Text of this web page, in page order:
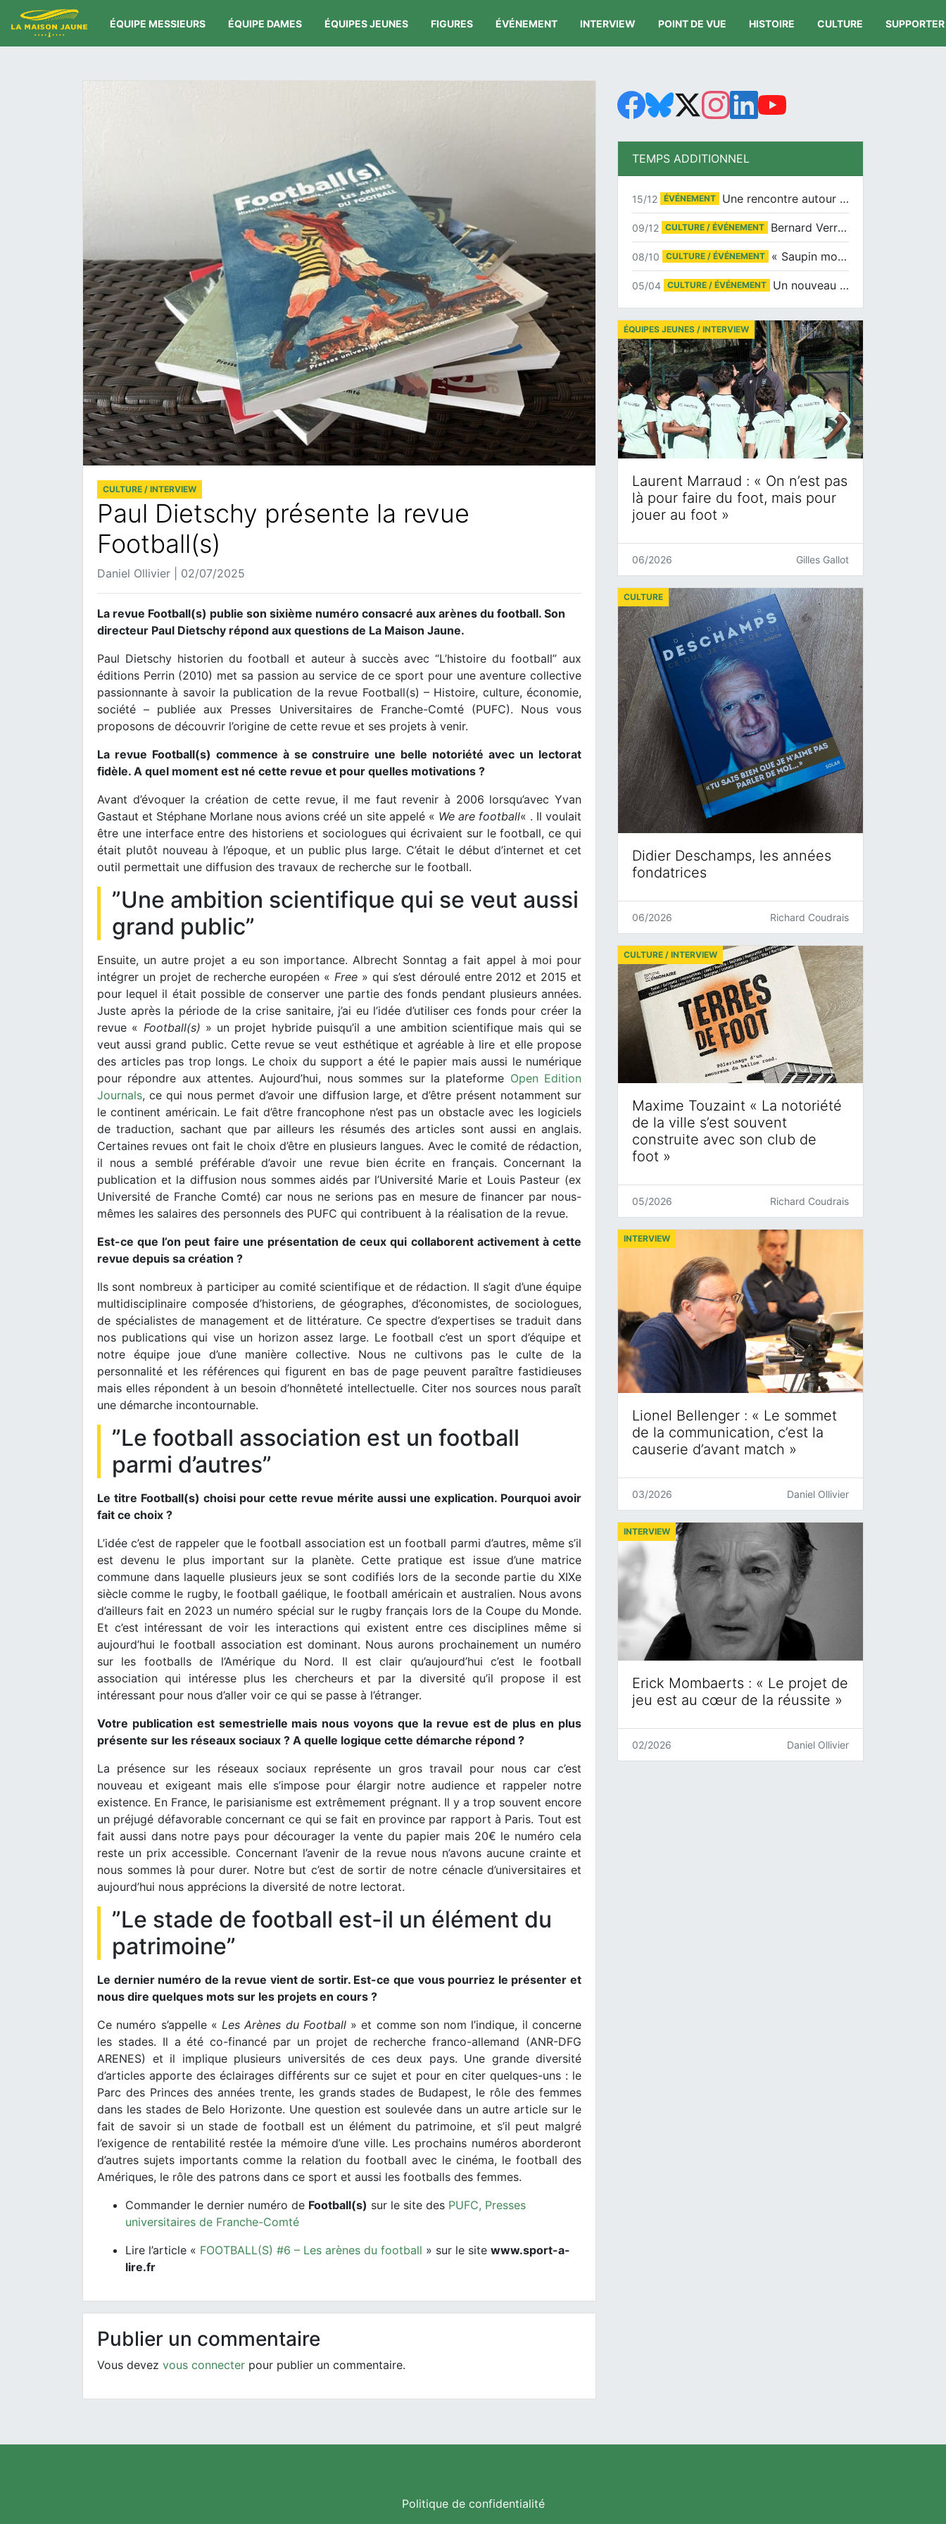
ÉQUIPE MESSIEURS ÉQUIPE DAMES ÉQUIPES JEUNES FIGURES ÉVÉNEMENT INTERVIEW POINT DE VUE HISTOIRE CULTURE SUPPORTER
CULTURE / INTERVIEW
Paul Dietschy présente la revue
Football(s)
Daniel Ollivier | 02/07/2025
La revue Football(s) publie son sixième numéro consacré aux arènes du football. Son
directeur Paul Dietschy répond aux questions de La Maison Jaune.
Paul Dietschy historien du football et auteur à succès avec “L’histoire du football” aux
éditions Perrin (2010) met sa passion au service de ce sport pour une aventure collective
passionnante à savoir la publication de la revue Football(s) – Histoire, culture, économie,
société – publiée aux Presses Universitaires de Franche-Comté (PUFC). Nous vous
proposons de découvrir l’origine de cette revue et ses projets à venir.
La revue Football(s) commence à se construire une belle notoriété avec un lectorat
fidèle. A quel moment est né cette revue et pour quelles motivations ?
Avant d’évoquer la création de cette revue, il me faut revenir à 2006 lorsqu’avec Yvan
Gastaut et Stéphane Morlane nous avions créé un site appelé « We are football« . Il voulait
être une interface entre des historiens et sociologues qui écrivaient sur le football, ce qui
était plutôt nouveau à l’époque, et un public plus large. C’était le début d’internet et cet
outil permettait une diffusion des travaux de recherche sur le football.
”Une ambition scientifique qui se veut aussi
grand public”
Ensuite, un autre projet a eu son importance. Albrecht Sonntag a fait appel à moi pour
intégrer un projet de recherche européen « Free » qui s’est déroulé entre 2012 et 2015 et
pour lequel il était possible de conserver une partie des fonds pendant plusieurs années.
Juste après la période de la crise sanitaire, j’ai eu l’idée d’utiliser ces fonds pour créer la
revue « Football(s) » un projet hybride puisqu’il a une ambition scientifique mais qui se
veut aussi grand public. Cette revue se veut esthétique et agréable à lire et elle propose
des articles pas trop longs. Le choix du support a été le papier mais aussi le numérique
pour répondre aux attentes. Aujourd’hui, nous sommes sur la plateforme Open Edition
Journals, ce qui nous permet d’avoir une diffusion large, et d’être présent notamment sur
le continent américain. Le fait d’être francophone n’est pas un obstacle avec les logiciels
de traduction, sachant que par ailleurs les résumés des articles sont aussi en anglais.
Certaines revues ont fait le choix d’être en plusieurs langues. Avec le comité de rédaction,
il nous a semblé préférable d’avoir une revue bien écrite en français. Concernant la
publication et la diffusion nous sommes aidés par l’Université Marie et Louis Pasteur (ex
Université de Franche Comté) car nous ne serions pas en mesure de financer par nous-
mêmes les salaires des personnels des PUFC qui contribuent à la réalisation de la revue.
Est-ce que l’on peut faire une présentation de ceux qui collaborent activement à cette
revue depuis sa création ?
Ils sont nombreux à participer au comité scientifique et de rédaction. Il s’agit d’une équipe
multidisciplinaire composée d’historiens, de géographes, d’économistes, de sociologues,
de spécialistes de management et de littérature. Ce spectre d’expertises se traduit dans
nos publications qui vise un horizon assez large. Le football c’est un sport d’équipe et
notre équipe joue d’une manière collective. Nous ne cultivons pas le culte de la
personnalité et les références qui figurent en bas de page peuvent paraître fastidieuses
mais elles répondent à un besoin d’honnêteté intellectuelle. Citer nos sources nous paraît
une démarche incontournable.
”Le football association est un football
parmi d’autres”
Le titre Football(s) choisi pour cette revue mérite aussi une explication. Pourquoi avoir
fait ce choix ?
L’idée c’est de rappeler que le football association est un football parmi d’autres, même s’il
est devenu le plus important sur la planète. Cette pratique est issue d’une matrice
commune dans laquelle plusieurs jeux se sont codifiés lors de la seconde partie du XIXe
siècle comme le rugby, le football gaélique, le football américain et australien. Nous avons
d’ailleurs fait en 2023 un numéro spécial sur le rugby français lors de la Coupe du Monde.
Et c’est intéressant de voir les interactions qui existent entre ces disciplines même si
aujourd’hui le football association est dominant. Nous aurons prochainement un numéro
sur les footballs de l’Amérique du Nord. Il est clair qu’aujourd’hui c’est le football
association qui intéresse plus les chercheurs et par la diversité qu’il propose il est
intéressant pour nous d’aller voir ce qui se passe à l’étranger.
Votre publication est semestrielle mais nous voyons que la revue est de plus en plus
présente sur les réseaux sociaux ? A quelle logique cette démarche répond ?
La présence sur les réseaux sociaux représente un gros travail pour nous car c’est
nouveau et exigeant mais elle s’impose pour élargir notre audience et rappeler notre
existence. En France, le parisianisme est extrêmement prégnant. Il y a trop souvent encore
un préjugé défavorable concernant ce qui se fait en province par rapport à Paris. Tout est
fait aussi dans notre pays pour décourager la vente du papier mais 20€ le numéro cela
reste un prix accessible. Concernant l’avenir de la revue nous n’avons aucune crainte et
nous sommes là pour durer. Notre but c’est de sortir de notre cénacle d’universitaires et
aujourd’hui nous apprécions la diversité de notre lectorat.
”Le stade de football est-il un élément du
patrimoine”
Le dernier numéro de la revue vient de sortir. Est-ce que vous pourriez le présenter et
nous dire quelques mots sur les projets en cours ?
Ce numéro s’appelle « Les Arènes du Football» et comme son nom l’indique, il concerne
les stades. Il a été co-financé par un projet de recherche franco-allemand (ANR-DFG
ARENES) et il implique plusieurs universités de ces deux pays. Une grande diversité
d’articles apporte des éclairages différents sur ce sujet et pour en citer quelques-uns : le
Parc des Princes des années trente, les grands stades de Budapest, le rôle des femmes
dans les stades de Belo Horizonte. Une question est soulevée dans un autre article sur le
fait de savoir si un stade de football est un élément du patrimoine, et s’il peut malgré
l’exigence de rentabilité restée la mémoire d’une ville. Les prochains numéros aborderont
d’autres sujets importants comme la relation du football avec le cinéma, le football des
Amériques, le rôle des patrons dans ce sport et aussi les footballs des femmes.
Commander le dernier numéro de Football(s) sur le site des PUFC, Presses
universitaires de Franche-Comté
Lire l’article « FOOTBALL(S) #6 – Les arènes du football » sur le site www.sport-a-
lire.fr
Publier un commentaire
Vous devez vous connecter pour publier un commentaire.
TEMPS ADDITIONNEL
15/12 ÉVÉNEMENT Une rencontre autour de Jean-Claude Suaudeau
09/12 CULTURE / ÉVÉNEMENT Bernard Verret en dédicaces le samedi 13 décembre à l’Espace Culturel Atlantis
08/10 CULTURE / ÉVÉNEMENT « Saupin mon amour » au salon du livre de Trentemoult
05/04 CULTURE / ÉVÉNEMENT Un nouveau tirage pour le Docu-BD
Laurent Marraud : « On n’est pas
là pour faire du foot, mais pour
jouer au foot »
ÉQUIPES JEUNES / INTERVIEW
06/2026 Gilles Gallot
Didier Deschamps, les années
fondatrices
CULTURE
06/2026 Richard Coudrais
Maxime Touzaint « La notoriété
de la ville s’est souvent
construite avec son club de
foot »
CULTURE / INTERVIEW
05/2026 Richard Coudrais
Lionel Bellenger : « Le sommet
de la communication, c’est la
causerie d’avant match »
INTERVIEW
03/2026 Daniel Ollivier
Erick Mombaerts : « Le projet de
jeu est au cœur de la réussite »
INTERVIEW
02/2026 Daniel Ollivier
Politique de confidentialité